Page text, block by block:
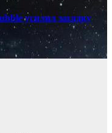
усилил загадку